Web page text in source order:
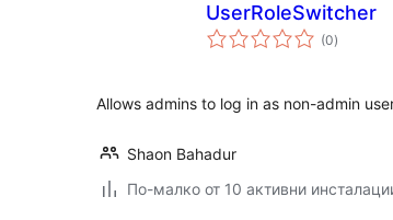
UserRoleSwitcher
(0общо
оценки
)
Allows admins to log in as non-admin
Shaon Bahadur
По-малко от 10 активни